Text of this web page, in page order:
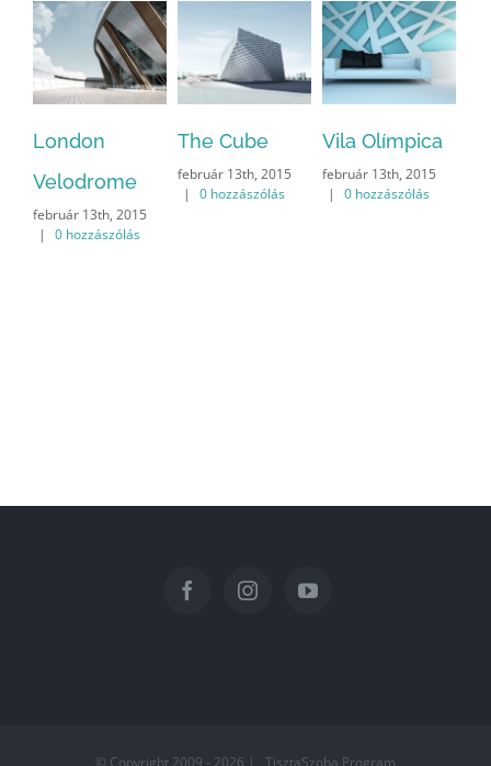
London
Velodrome
február 13th, 2015
|
0 hozzászólás
The Cube
február 13th, 2015
|
0 hozzászólás
Vila Olímpica
február 13th, 2015
|
0 hozzászólás
© Copyright 2009 - 2026 | TisztaSzoba Program